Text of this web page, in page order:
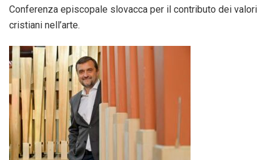
Conferenza episcopale slovacca per il contributo dei valori
cristiani nell’arte.